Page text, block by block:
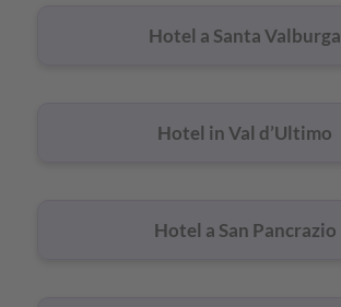
Hotel a Santa Valburga
Hotel in Val d’Ultimo
Hotel a San Pancrazio